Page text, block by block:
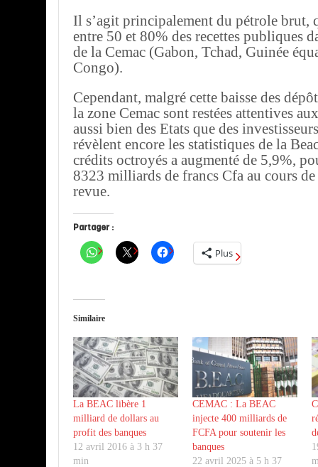
Il s’agit principalement du pétrole brut,
entre 50 et 80% des recettes publiques
de la Cemac (Gabon, Tchad, Guinée
Congo).
Cependant, malgré cette baisse des
la zone Cemac sont restées attentives
aussi bien des Etats que des
révèlent encore les statistiques de la
crédits octroyés a augmenté de 5,9%,
8323 milliards de francs Cfa au cours
revue.
Partager :
Plus
Similaire
La BEAC libère 1
milliard de dollars au
profit des banques
12 avril 2016 à 3 h 37
min
CEMAC : La BEAC
injecte 400 milliards de
FCFA pour soutenir les
banques
22 avril 2025 à 5 h 37